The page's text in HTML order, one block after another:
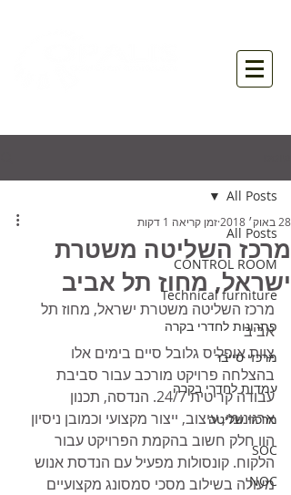
All Posts
CONTROL ROOM
Technical furniture
פתרונות לחדרי בקרה
מרכזי סייבר
עמדות לחדרי בקרה
מרכזי שליטה
SOC
NOC
All Posts
מרכז השליטה משטרת
ישראל, מחוז תל אביב
28 באוק׳ 2018 זמן קריאה 1 דקות
מרכז השליטה משטרת ישראל, מחוז תל
אביב
צוות אופליס גלובל סיים בימים אלו
בהצלחה פרויקט מורכב עבור סביבת
עבודה קריטית 24/7. הנדסה, תכנון
ארגונומי, עיצוב, ייצור מקצועי וכמובן ניסיון
הוו חלק חשוב בהקמת הפרויקט עבור
הלקוח. קונסולות מפעיל עם הנדסת אנוש
מעולה בשילוב מסכי סמסונג מקצועיים